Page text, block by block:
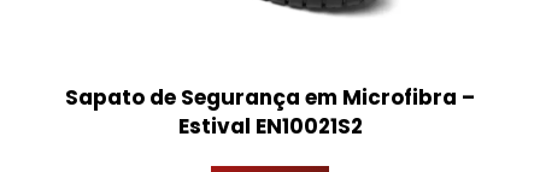
Sapato de Segurança em Microfibra –
Estival EN10021S2